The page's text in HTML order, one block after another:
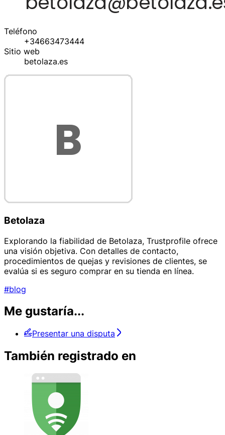
Teléfono
+34663473444
Sitio web
betolaza.es
Betolaza
Explorando la fiabilidad de Betolaza, Trustprofile ofrece
una visión objetiva. Con detalles de contacto,
procedimientos de quejas y revisiones de clientes, se
evalúa si es seguro comprar en su tienda en línea.
#blog
Me gustaría...
Presentar una disputa
También registrado en